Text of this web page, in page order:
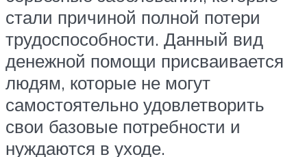
стали причиной полной потери
трудоспособности. Данный вид
денежной помощи присваивается
людям, которые не могут
самостоятельно удовлетворить
свои базовые потребности и
нуждаются в уходе.